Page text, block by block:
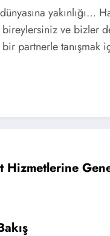
yakınlığı…
ve bizler
partnerle tanışmak
Hizmetlerine